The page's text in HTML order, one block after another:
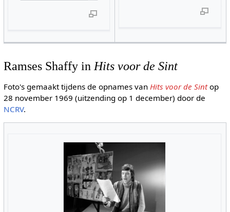
Ramses Shaffy inHits voor de Sint
Foto's gemaakt tijdens de opnames van Hits voor de Sintop
28 november 1969 (uitzending op 1 december) door de
NCRV.